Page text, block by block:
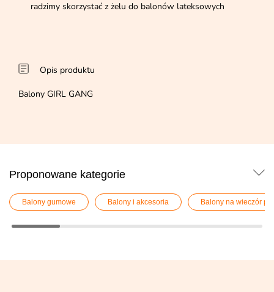
radzimy skorzystać z żelu do balonów lateksowych
Opis produktu
Balony GIRL GANG
Proponowane kategorie
Balony gumowe Balony i akcesoria Balony na wieczór